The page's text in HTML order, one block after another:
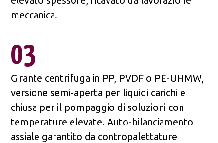
meccanica.
03
Girante centrifuga in PP, PVDF o PE-UHMW,
versione semi-aperta per liquidi carichi e
chiusa per il pompaggio di soluzioni con
temperature elevate. Auto-bilanciamento
assiale garantito da contropalettature